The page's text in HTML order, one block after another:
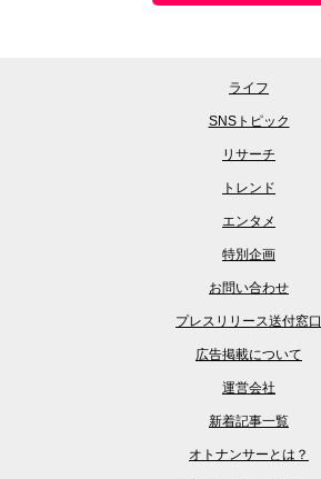
ライフ
SNSトピック
リサーチ
トレンド
エンタメ
特別企画
お問い合わせ
プレスリリース送付窓口
広告掲載について
運営会社
新着記事一覧
オトナンサーとは？